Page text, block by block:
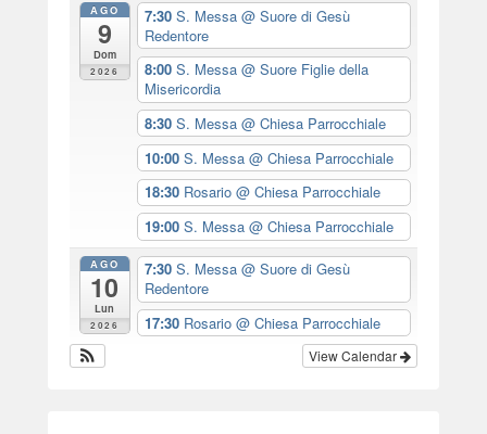
AGO
9
Dom
2026
7:30 S. Messa @ Suore di Gesù
Redentore
8:00 S. Messa @ Suore Figlie della
Misericordia
8:30 S. Messa @ Chiesa Parrocchiale
10:00 S. Messa @ Chiesa Parrocchiale
18:30 Rosario @ Chiesa Parrocchiale
19:00 S. Messa @ Chiesa Parrocchiale
AGO
10
Lun
2026
7:30 S. Messa @ Suore di Gesù
Redentore
17:30 Rosario @ Chiesa Parrocchiale
View Calendar